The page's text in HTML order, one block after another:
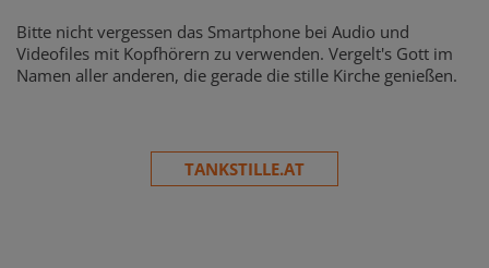
Bitte nicht vergessen das Smartphone bei Audio und
Videofiles mit Kopfhörern zu verwenden. Vergelt's Gott im
Namen aller anderen, die gerade die stille Kirche genießen.
TANKSTILLE.AT